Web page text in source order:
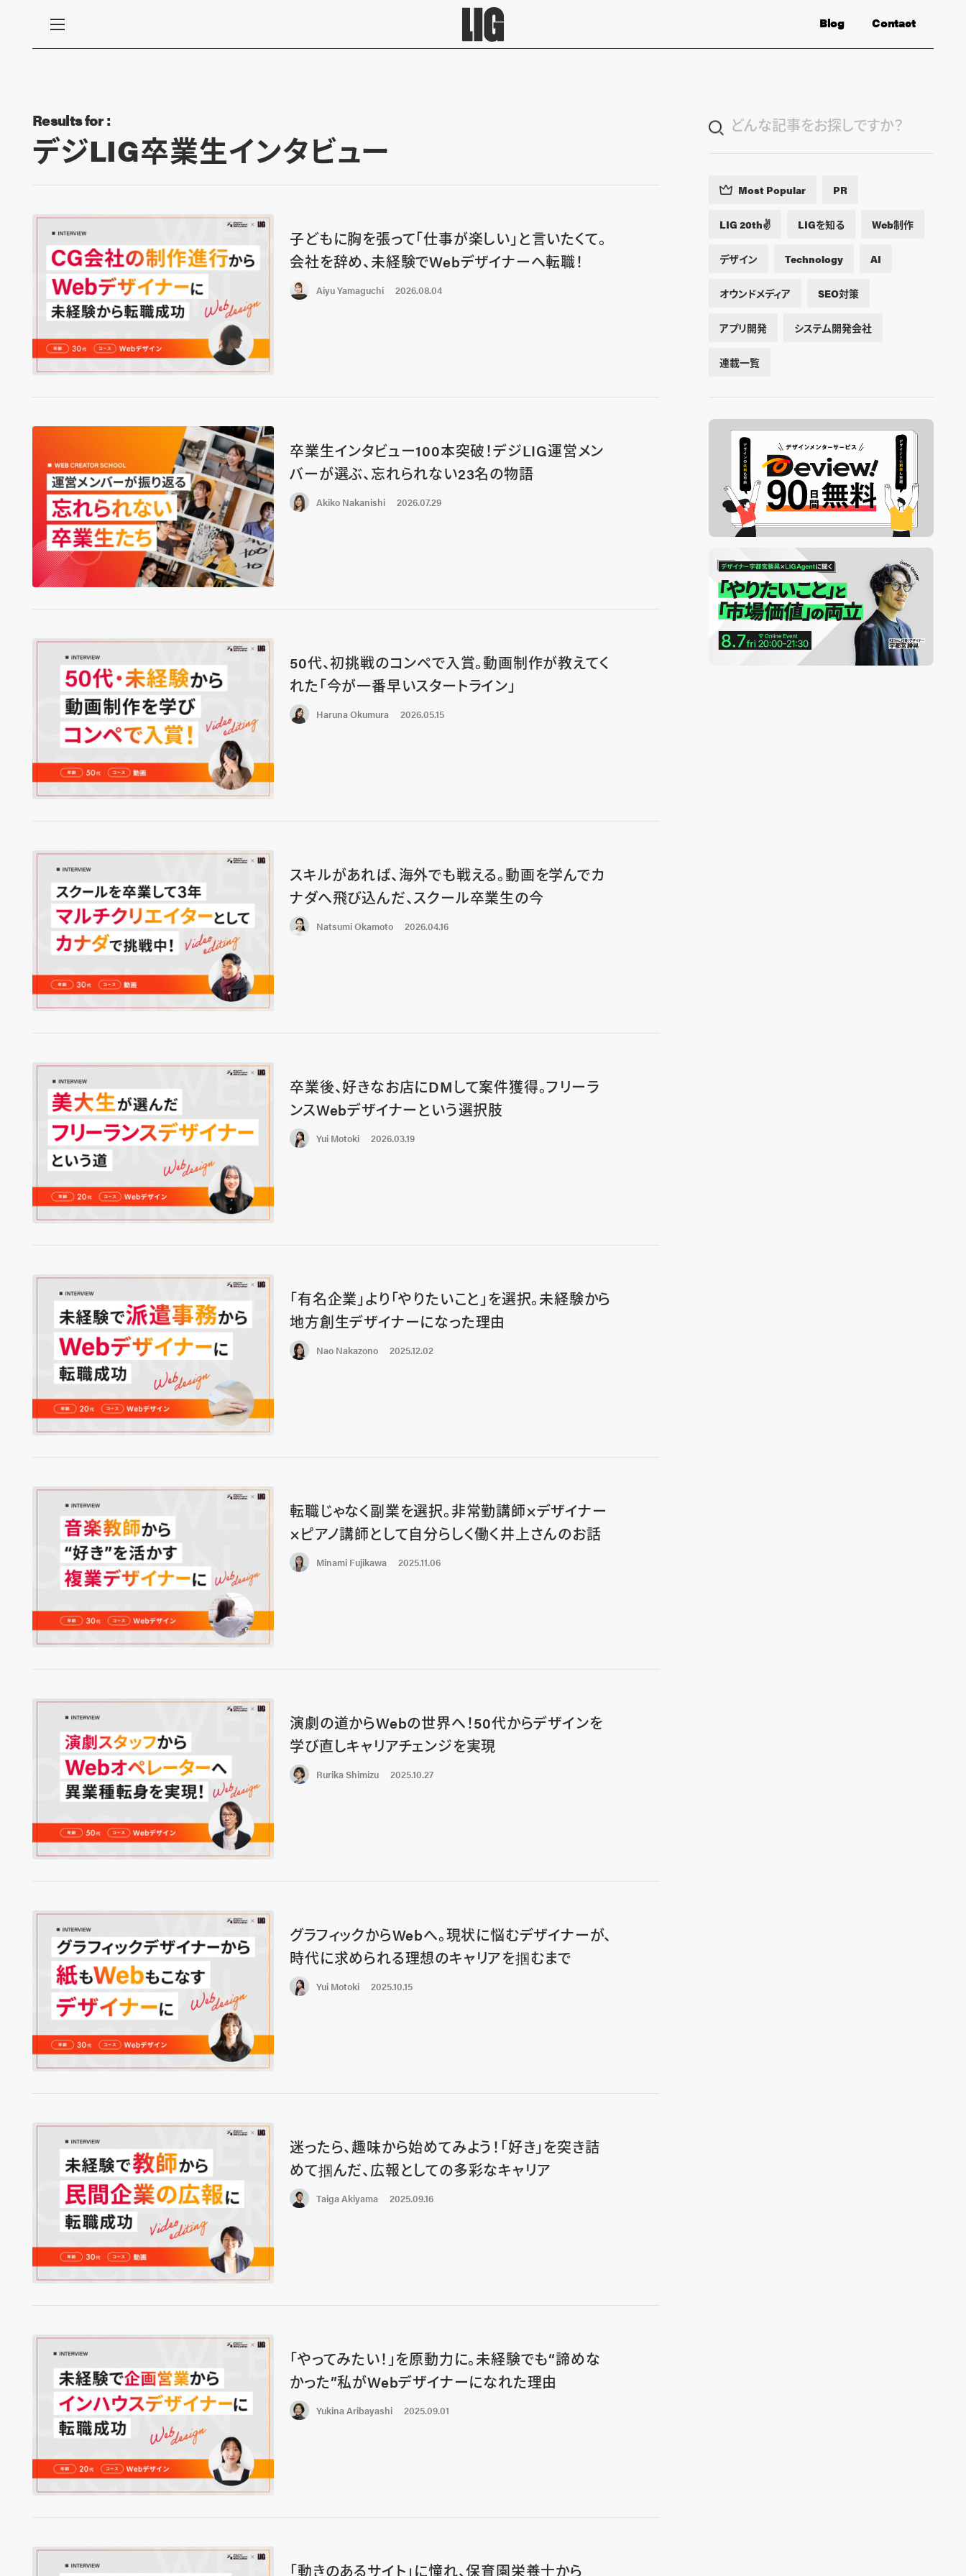
Contact
Blog
Results for :
デジLIG卒業生インタビュー
子どもに胸を張って「仕事が楽しい」と言いたくて。
会社を辞め、未経験でWebデザイナーへ転職！
Aiyu Yamaguchi 2026.08.04
卒業生インタビュー100本突破！デジLIG運営メン
バーが選ぶ、忘れられない23名の物語
Akiko Nakanishi 2026.07.29
50代、初挑戦のコンペで入賞。動画制作が教えてく
れた「今が一番早いスタートライン」
Haruna Okumura 2026.05.15
スキルがあれば、海外でも戦える。動画を学んでカ
ナダへ飛び込んだ、スクール卒業生の今
Natsumi Okamoto 2026.04.16
卒業後、好きなお店にDMして案件獲得。フリーラ
ンスWebデザイナーという選択肢
Yui Motoki 2026.03.19
「有名企業」より「やりたいこと」を選択。未経験から
地方創生デザイナーになった理由
Nao Nakazono 2025.12.02
転職じゃなく副業を選択。非常勤講師×デザイナー
×ピアノ講師として自分らしく働く井上さんのお話
Minami Fujikawa 2025.11.06
演劇の道からWebの世界へ！50代からデザインを
学び直しキャリアチェンジを実現
Rurika Shimizu 2025.10.27
グラフィックからWebへ。現状に悩むデザイナーが、
時代に求められる理想のキャリアを掴むまで
Yui Motoki 2025.10.15
迷ったら、趣味から始めてみよう！「好き」を突き詰
めて掴んだ、広報としての多彩なキャリア
Taiga Akiyama 2025.09.16
「やってみたい！」を原動力に。未経験でも“諦めな
かった”私がWebデザイナーになれた理由
Yukina Aribayashi 2025.09.01
「動きのあるサイト」に憧れ、保育園栄養士から
Most Popular PR
LIG 20th✌️ LIGを知る Web制作
デザイン Technology AI
オウンドメディア SEO対策
アプリ開発 システム開発会社
連載一覧